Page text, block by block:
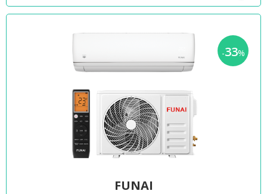
-33%
FUNAI